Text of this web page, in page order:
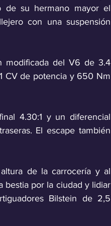
de su hermano mayor el
con una suspensión
modificada del V6 de 3.4
CV de potencia y 650 Nm
4.30:1 y un diferencial
El escape también
de la carrocería y al
bestia por la ciudad y lidiar
Bilstein de 2,5